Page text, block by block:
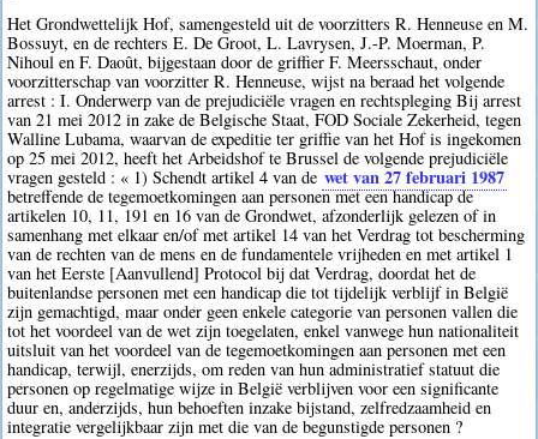
Het Grondwettelijk Hof, samengesteld uit de voorzitters R. Henneuse en M.
Bossuyt, en de rechters E. De Groot, L. Lavrysen, J.-P. Moerman, P.
Nihoul en F. Daoût, bijgestaan door de griffier F. Meersschaut, onder
voorzitterschap van voorzitter R. Henneuse, wijst na beraad het volgende
arrest : I. Onderwerp van de prejudiciële vragen en rechtspleging Bij arrest
van 21 mei 2012 in zake de Belgische Staat, FOD Sociale Zekerheid, tegen
Walline Lubama, waarvan de expeditie ter griffie van het Hof is ingekomen
op 25 mei 2012, heeft het Arbeidshof te Brussel de volgende prejudiciële
vragen gesteld : « 1) Schendt artikel 4 van de wet van 27 februari 1987
betreffende de tegemoetkomingen aan personen met een handicap de
artikelen 10, 11, 191 en 16 van de Grondwet, afzonderlijk gelezen of in
samenhang met elkaar en/of met artikel 14 van het Verdrag tot bescherming
van de rechten van de mens en de fundamentele vrijheden en met artikel 1
van het Eerste [Aanvullend] Protocol bij dat Verdrag, doordat het de
buitenlandse personen met een handicap die tot tijdelijk verblijf in België
zijn gemachtigd, maar onder geen enkele categorie van personen vallen die
tot het voordeel van de wet zijn toegelaten, enkel vanwege hun nationaliteit
uitsluit van het voordeel van de tegemoetkomingen aan personen met een
handicap, terwijl, enerzijds, om reden van hun administratief statuut die
personen op regelmatige wijze in België verblijven voor een significante
duur en, anderzijds, hun behoeften inzake bijstand, zelfredzaamheid en
integratie vergelijkbaar zijn met die van de begunstigde personen ?